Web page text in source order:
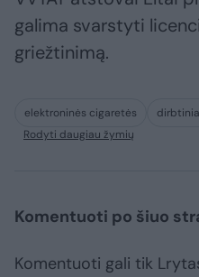
galima svarstyti
griežtinimą.
elektroninės cigaretės
Rodyti daugiau žymių
Komentuoti po šiuo
Komentuoti gali tik